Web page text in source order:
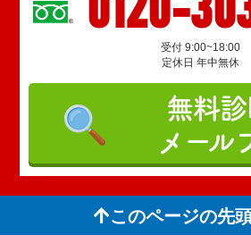
0120-
受付 9:00~18:00
定休日 年中無休
無料
メール
このページの先